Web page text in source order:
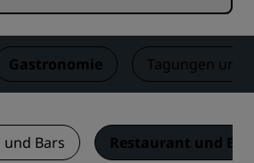
Gastronomie Tagungen und
und Bars Restaurant und